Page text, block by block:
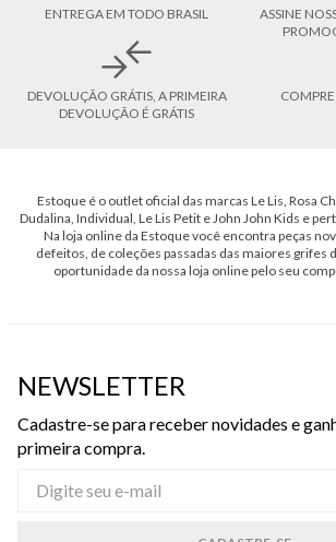
ENTREGA EM TODO BRASIL
ASSINE
DEVOLUÇÃO GRÁTIS, A PRIMEIRA
DEVOLUÇÃO É GRÁTIS
Estoque é o outlet oficial das marcas Le Lis, Rosa
Dudalina, Individual, Le Lis Petit e John John Kids e
Na loja online da Estoque você encontra peças
defeitos, de coleções passadas das maiores grifes
oportunidade da nossa loja online pelo seu
NEWSLETTER
Cadastre-se para receber novidades e
primeira compra.